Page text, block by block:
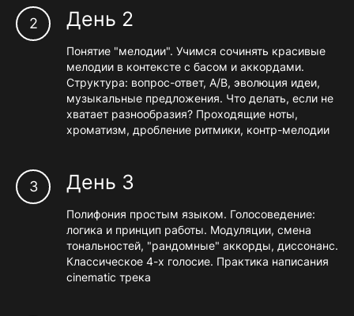
День 2
Понятие "мелодии". Учимся сочинять красивые
мелодии в контексте с басом и аккордами.
Структура: вопрос-ответ, A/B, эволюция идеи,
музыкальные предложения. Что делать, если не
хватает разнообразия? Проходящие ноты,
хроматизм, дробление ритмики, контр-мелодии
День 3
Полифония простым языком. Голосоведение:
логика и принцип работы. Модуляции, смена
тональностей, "рандомные" аккорды, диссонанс.
Классическое 4-х голосие. Практика написания
cinematic трека